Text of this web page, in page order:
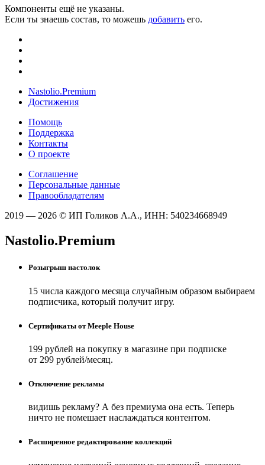
Компоненты ещё не указаны.
Если ты знаешь состав, то можешь добавить его.
Nastolio.Premium
Достижения
Помощь
Поддержка
Контакты
О проекте
Соглашение
Персональные данные
Правообладателям
2019 — 2026 © ИП Голиков А.А., ИНН: 540234668949
Nastolio.Premium
Розыгрыш настолок
15 числа каждого месяца случайным образом выбираем
подписчика, который получит игру.
Сертификаты от Meeple House
199 рублей на покупку в магазине при подписке
от 299 рублей/месяц.
Отключение рекламы
видишь рекламу? А без премиума она есть. Теперь
ничто не помешает наслаждаться контентом.
Расширенное редактирование коллекций